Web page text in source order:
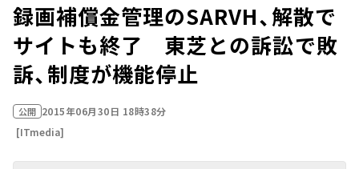
録画補償金管理のSARVH、解散で
サイトも終了 東芝との訴訟で敗
訴、制度が機能停止
公開 2015年06月30日 18時38分
[ITmedia]